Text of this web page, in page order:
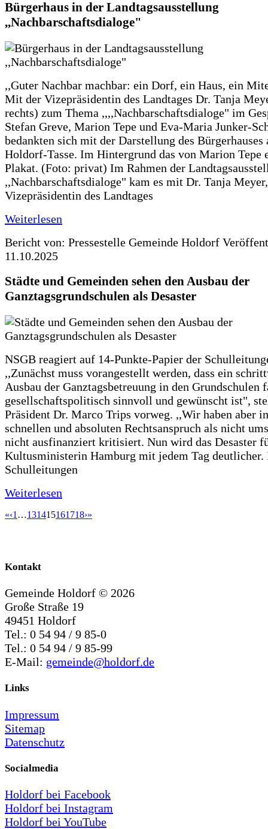
Bürgerhaus in der Landtagsausstellung
,,Nachbarschaftsdialoge"
,,Guter Nachbar machbar: ein Dorf, ein Haus, ein
Mit der Vizepräsidentin des Landtages Dr. Tanja
rechts) zum Thema ,,,,Nachbarschaftsdialoge" im
Stefan Greve, Marion Tepe und Eva-Maria Junker-
bedankten sich mit der Darstellung des Bürgerhauses
Holdorf-Tasse. Im Hintergrund das von Marion Tepe
Plakat. (Foto: privat) Im Rahmen der
,,Nachbarschaftsdialoge" kam es mit Dr. Tanja Meyer,
Vizepräsidentin des Landtages
Weiterlesen
Bericht von: Pressestelle Gemeinde Holdorf
11.10.2025
Städte und Gemeinden sehen den Ausbau der
Ganztagsgrundschulen als Desaster
NSGB reagiert auf 14-Punkte-Papier der
,,Zunächst muss vorangestellt werden, dass ein
Ausbau der Ganztagsbetreuung in den Grundschulen
gesellschaftspolitisch sinnvoll und gewünscht ist",
Präsident Dr. Marco Trips vorweg. ,,Wir haben aber
schnellen und absoluten Rechtsanspruch als nicht
nicht ausfinanziert kritisiert. Nun wird das Desaster
Kultusministerin Hamburg mit jedem Tag deutlicher.
Schulleitungen
Weiterlesen
«‹1 …131415161718›»
Kontakt
Gemeinde Holdorf © 2026
Große Straße 19
49451 Holdorf
Tel.: 0 54 94 / 9 85-0
Tel.: 0 54 94 / 9 85-99
E-Mail: gemeinde@holdorf.de
Links
Impressum
Sitemap
Datenschutz
Socialmedia
Holdorf bei Facebook
Holdorf bei Instagram
Holdorf bei YouTube